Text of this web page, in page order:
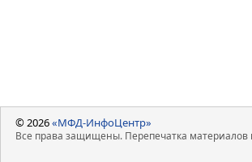
© 2026«МФД-ИнфоЦентр»
Все права защищены. Перепечатка материалов